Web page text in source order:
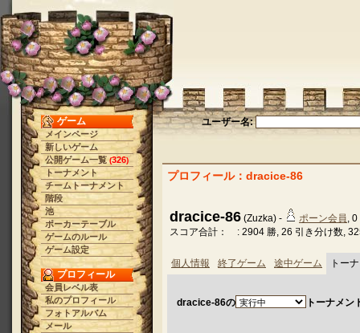
ゲーム
メインページ
新しいゲーム
公開ゲーム一覧 (326)
トーナメント
チームトーナメント
階段
池
ポーカーテーブル
ゲームのルール
ゲーム設定
プロフィール
会員レベル表
私のプロフィール
フォトアルバム
メール
ユーザー名:
プロフィール：dracice-86
dracice-86 (Zuzka) - ポーン会員, 0
スコア合計： : 2904 勝, 26 引き分け数,
個人情報 終了ゲーム 途中ゲーム トー
dracice-86の トーナメン